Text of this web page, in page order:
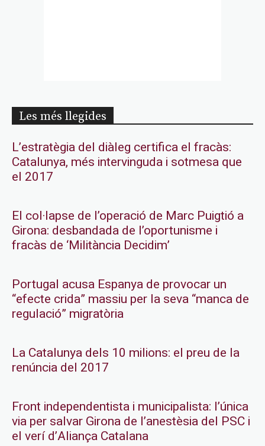
Les més llegides
L’estratègia del diàleg certifica el fracàs:
Catalunya, més intervinguda i sotmesa que
el 2017
El col·lapse de l’operació de Marc Puigtió a
Girona: desbandada de l’oportunisme i
fracàs de ‘Militància Decidim’
Portugal acusa Espanya de provocar un
“efecte crida” massiu per la seva “manca de
regulació” migratòria
La Catalunya dels 10 milions: el preu de la
renúncia del 2017
Front independentista i municipalista: l’única
via per salvar Girona de l’anestèsia del PSC i
el verí d’Aliança Catalana